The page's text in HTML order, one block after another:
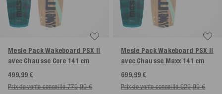
Mesle Pack Wakeboard PSX II
avec Chausse Core 141 cm
499,99 €
Prix de vente conseillé 779,99 €
Mesle Pack Wakeboard PSX II
avec Chausse Maxx 141 cm
699,99 €
Prix de vente conseillé 929,99 €